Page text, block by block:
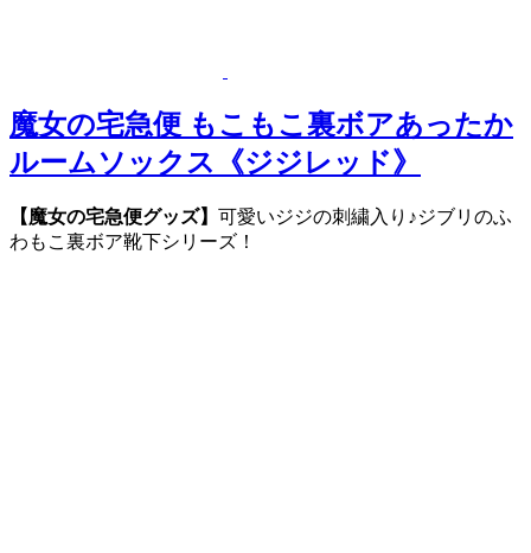
魔女の宅急便 もこもこ裏ボアあったか
ルームソックス《ジジレッド》
【魔女の宅急便グッズ】 可愛いジジの刺繍入り♪ジブリのふ
わもこ裏ボア靴下シリーズ！